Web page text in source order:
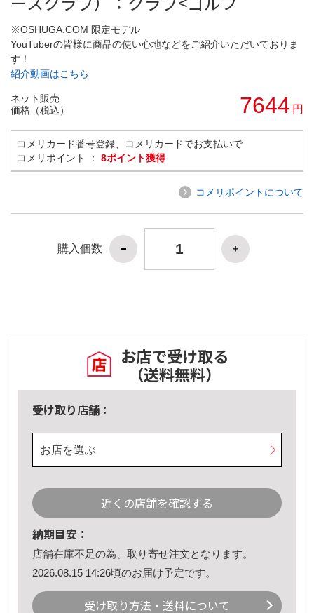
※OSHUGA.COM 限定モデル
YouTuberの皆様に商品の使い心地などをご紹介いただいておりま
す！
紹介動画はこちら
ネット販売
価格（税込）
7644 円
コメリカード番号登録、コメリカードでお支払いで
コメリポイント ： 8ポイント獲得
コメリポイントについて
購入個数
お店で受け取る
（送料無料）
受け取り店舗：
お店を選ぶ
近くの店舗を確認する
納期目安：
店舗在庫不足の為、取り寄せ注文となります。
2026.08.15 14:26頃のお届け予定です。
受け取り方法・送料について